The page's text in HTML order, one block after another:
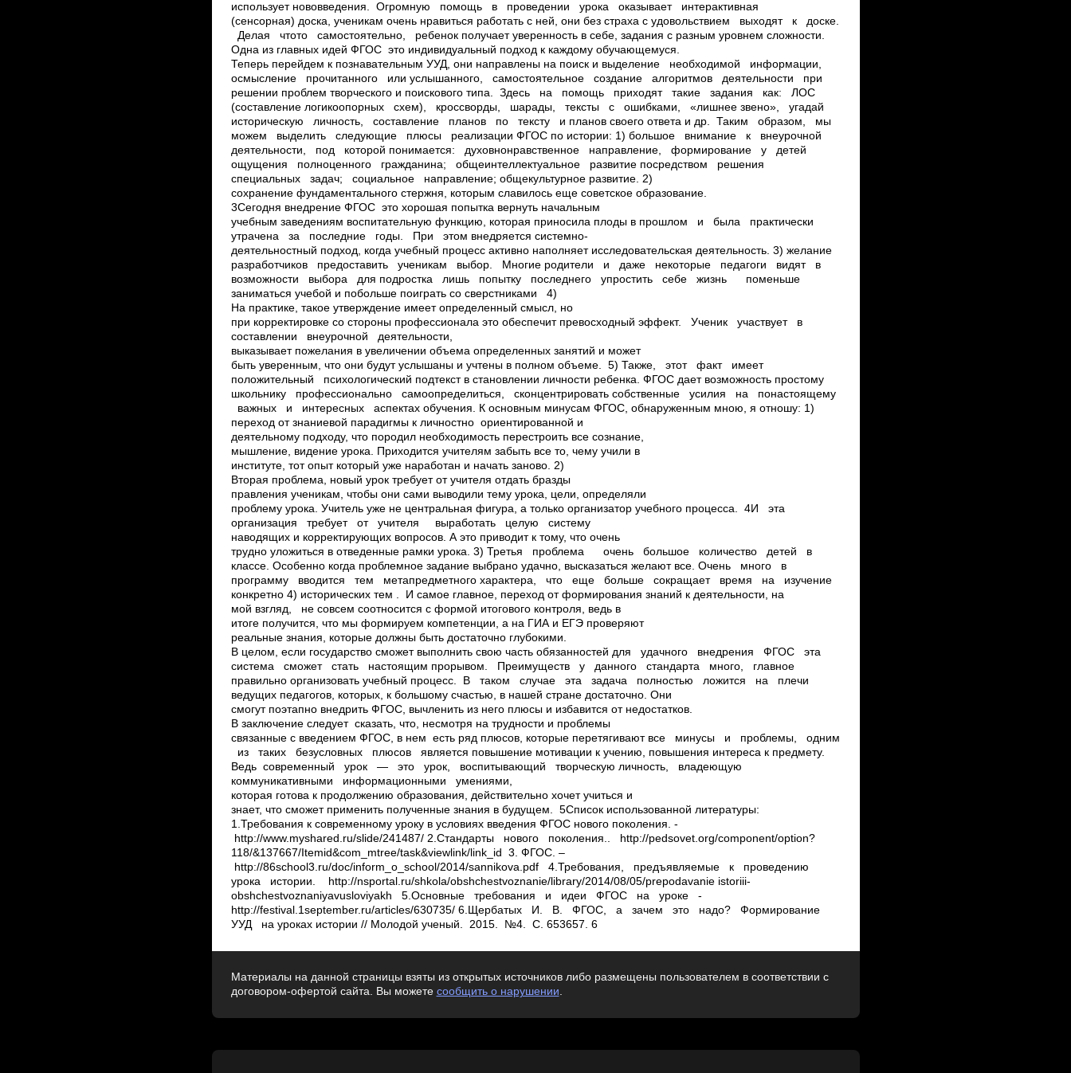
использует нововведения. Огромную помощь в проведении урока оказывает интерактивная
(сенсорная) доска, ученикам очень нравиться работать с ней, они без страха с удовольствием выходят к доске.
Делая что­то самостоятельно, ребенок получает уверенность в себе, задания с разным уровнем сложности.
Одна из главных идей ФГОС ­ это индивидуальный подход к каждому обучающемуся.
Теперь перейдем к познавательным УУД, они направлены на поиск и выделение необходимой информации,
осмысление прочитанного или услышанного, самостоятельное создание алгоритмов деятельности при
решении проблем творческого и поискового типа. Здесь на помощь приходят такие задания как: ЛОС
(составление логико­опорных схем), кроссворды, шарады, тексты с ошибками, «лишнее звено», угадай
историческую личность, составление планов по тексту и планов своего ответа и др. Таким образом, мы
можем выделить следующие плюсы реализации ФГОС по истории: 1) большое внимание к внеурочной
деятельности, под которой понимается: духовно­нравственное направление, формирование у детей
ощущения полноценного гражданина; общеинтеллектуальное развитие посредством решения
специальных задач; социальное направление; общекультурное развитие. 2)
сохранение фундаментального стержня, которым славилось еще советское образование.
3Сегодня внедрение ФГОС ­ это хорошая попытка вернуть начальным
учебным заведениям воспитательную функцию, которая приносила плоды в прошлом и была практически
утрачена за последние годы. При этом внедряется системно­
деятельностный подход, когда учебный процесс активно наполняет исследовательская деятельность. 3) желание
разработчиков предоставить ученикам выбор. Многие родители и даже некоторые педагоги видят в
возможности выбора для подростка лишь попытку последнего упростить себе жизнь ­ поменьше
заниматься учебой и побольше поиграть со сверстниками 4)
На практике, такое утверждение имеет определенный смысл, но
при корректировке со стороны профессионала это обеспечит превосходный эффект. Ученик участвует в
составлении внеурочной деятельности,
выказывает пожелания в увеличении объема определенных занятий и может
быть уверенным, что они будут услышаны и учтены в полном объеме. 5) Также, этот факт имеет
положительный психологический подтекст в становлении личности ребенка. ФГОС дает возможность простому
школьнику профессионально самоопределиться, сконцентрировать собственные усилия на по­настоящему
важных и интересных аспектах обучения. К основным минусам ФГОС, обнаруженным мною, я отношу: 1)
переход от знаниевой парадигмы к личностно ­ ориентированной и
деятельному подходу, что породил необходимость перестроить все сознание,
мышление, видение урока. Приходится учителям забыть все то, чему учили в
институте, тот опыт который уже наработан и начать заново. 2)
Вторая проблема, новый урок требует от учителя отдать бразды
правления ученикам, чтобы они сами выводили тему урока, цели, определяли
проблему урока. Учитель уже не центральная фигура, а только организатор учебного процесса. 4И эта
организация требует от учителя выработать целую систему
наводящих и корректирующих вопросов. А это приводит к тому, что очень
трудно уложиться в отведенные рамки урока. 3) Третья проблема ­ очень большое количество детей в
классе. Особенно когда проблемное задание выбрано удачно, высказаться желают все. Очень много в
программу вводится тем метапредметного характера, что еще больше сокращает время на изучение
конкретно 4) исторических тем . И самое главное, переход от формирования знаний к деятельности, на
мой взгляд, не совсем соотносится с формой итогового контроля, ведь в
итоге получится, что мы формируем компетенции, а на ГИА и ЕГЭ проверяют
реальные знания, которые должны быть достаточно глубокими.
В целом, если государство сможет выполнить свою часть обязанностей для удачного внедрения ФГОС эта
система сможет стать настоящим прорывом. Преимуществ у данного стандарта много, главное
правильно организовать учебный процесс. В таком случае эта задача полностью ложится на плечи
ведущих педагогов, которых, к большому счастью, в нашей стране достаточно. Они
смогут поэтапно внедрить ФГОС, вычленить из него плюсы и избавится от недостатков.
В заключение следует сказать, что, несмотря на трудности и проблемы
связанные с введением ФГОС, в нем есть ряд плюсов, которые перетягивают все минусы и проблемы, одним
из таких безусловных плюсов является повышение мотивации к учению, повышения интереса к предмету.
Ведь современный урок — это урок, воспитывающий творческую личность, владеющую
коммуникативными информационными умениями,
которая готова к продолжению образования, действительно хочет учиться и
знает, что сможет применить полученные знания в будущем. 5Список использованной литературы:
1.Требования к современному уроку в условиях введения ФГОС нового поколения. ­
http://www.myshared.ru/slide/241487/ 2.Стандарты нового поколения.. ­http://pedsovet.org/component/option?
118/&137667/Itemid&com_mtree/task&viewlink/link_id 3. ФГОС. –
http://86school3.ru/doc/inform_o_school/2014/sannikova.pdf 4.Требования, предъявляемые к проведению
урока истории. ­ http://nsportal.ru/shkola/obshchestvoznanie/library/2014/08/05/prepodavanie­ istorii­i­
obshchestvoznaniya­v­usloviyakh 5.Основные требования и идеи ФГОС на уроке ­
http://festival.1september.ru/articles/630735/ 6.Щербатых И. В. ФГОС, а зачем это надо? Формирование
УУД на уроках истории // Молодой ученый. ­ 2015. ­ №4. ­ С. 653­657. 6
Материалы на данной страницы взяты из открытых источников либо размещены пользователем в соответствии с
договором-офертой сайта. Вы можете сообщить о нарушении.